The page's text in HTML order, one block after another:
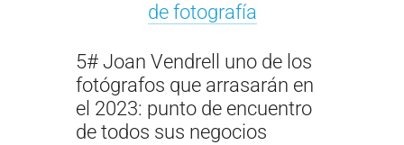
de fotografía
5# Joan Vendrell uno de los
fotógrafos que arrasarán en
el 2023: punto de encuentro
de todos sus negocios